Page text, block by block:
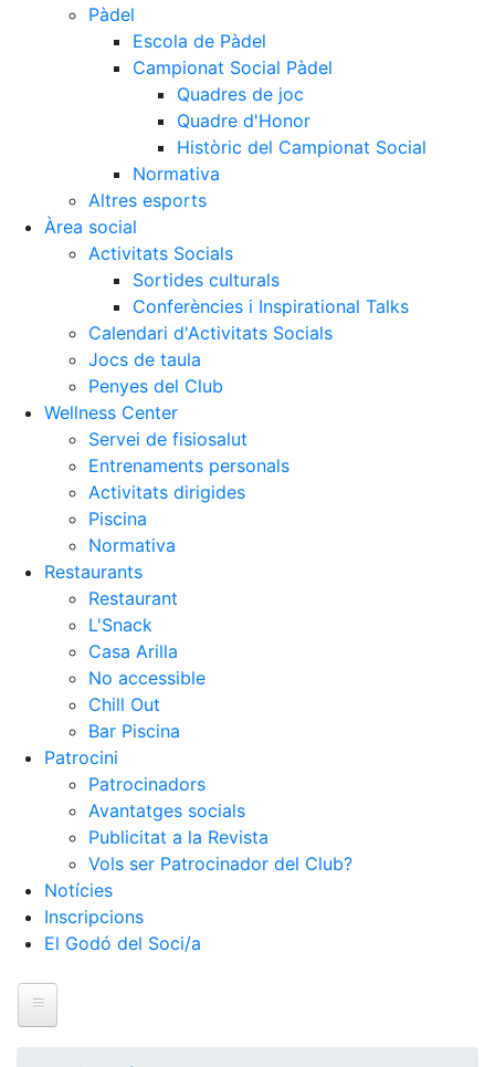
Pàdel
Escola de Pàdel
Campionat Social Pàdel
Quadres de joc
Quadre d'Honor
Històric del Campionat Social
Normativa
Altres esports
Àrea social
Activitats Socials
Sortides culturals
Conferències i Inspirational Talks
Calendari d'Activitats Socials
Jocs de taula
Penyes del Club
Wellness Center
Servei de fisiosalut
Entrenaments personals
Activitats dirigides
Piscina
Normativa
Restaurants
Restaurant
L'Snack
Casa Arilla
No accessible
Chill Out
Bar Piscina
Patrocini
Patrocinadors
Avantatges socials
Publicitat a la Revista
Vols ser Patrocinador del Club?
Notícies
Inscripcions
El Godó del Soci/a